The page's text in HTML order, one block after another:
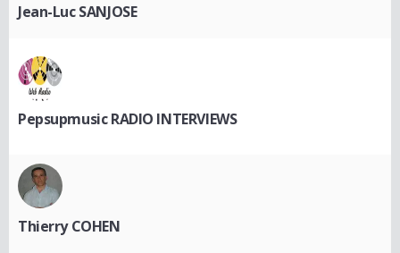
Jean-Luc SANJOSE
Pepsupmusic RADIO INTERVIEWS
Thierry COHEN